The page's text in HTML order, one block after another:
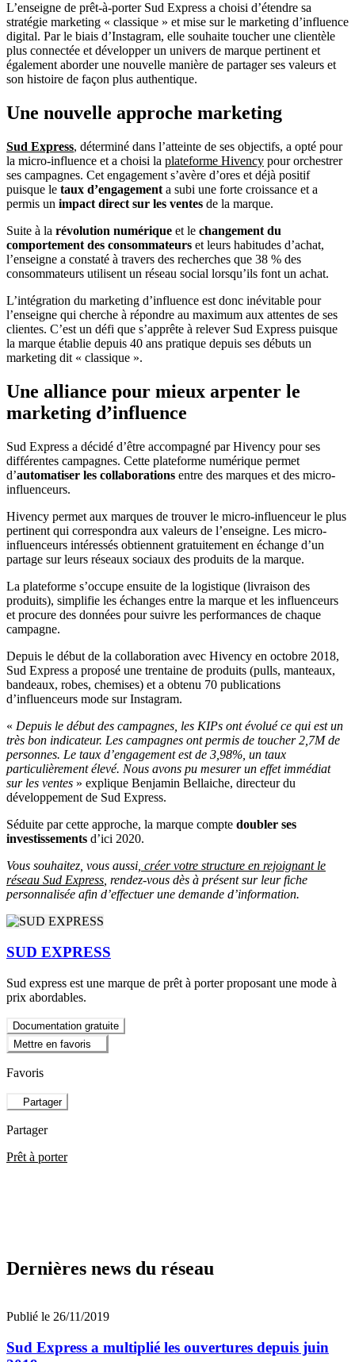
L’enseigne de prêt-à-porter Sud Express a choisi d’étendre sa
stratégie marketing « classique » et mise sur le marketing d’influence
digital. Par le biais d’Instagram, elle souhaite toucher une clientèle
plus connectée et développer un univers de marque pertinent et
également aborder une nouvelle manière de partager ses valeurs et
son histoire de façon plus authentique.
Une nouvelle approche marketing
Sud Express, déterminé dans l’atteinte de ses objectifs, a opté pour
la micro-influence et a choisi la plateforme Hivency pour orchestrer
ses campagnes. Cet engagement s’avère d’ores et déjà positif
puisque le taux d’engagement a subi une forte croissance et a
permis un impact direct sur les ventes de la marque.
Suite à la révolution numérique et le changement du
comportement des consommateurs et leurs habitudes d’achat,
l’enseigne a constaté à travers des recherches que 38 % des
consommateurs utilisent un réseau social lorsqu’ils font un achat.
L’intégration du marketing d’influence est donc inévitable pour
l’enseigne qui cherche à répondre au maximum aux attentes de ses
clientes. C’est un défi que s’apprête à relever Sud Express puisque
la marque établie depuis 40 ans pratique depuis ses débuts un
marketing dit « classique ».
Une alliance pour mieux arpenter le
marketing d’influence
Sud Express a décidé d’être accompagné par Hivency pour ses
différentes campagnes. Cette plateforme numérique permet
d’automatiser les collaborations entre des marques et des micro-
influenceurs.
Hivency permet aux marques de trouver le micro-influenceur le plus
pertinent qui correspondra aux valeurs de l’enseigne. Les micro-
influenceurs intéressés obtiennent gratuitement en échange d’un
partage sur leurs réseaux sociaux des produits de la marque.
La plateforme s’occupe ensuite de la logistique (livraison des
produits), simplifie les échanges entre la marque et les influenceurs
et procure des données pour suivre les performances de chaque
campagne.
Depuis le début de la collaboration avec Hivency en octobre 2018,
Sud Express a proposé une trentaine de produits (pulls, manteaux,
bandeaux, robes, chemises) et a obtenu 70 publications
d’influenceurs mode sur Instagram.
« Depuis le début des campagnes, les KIPs ont évolué ce qui est un
très bon indicateur. Les campagnes ont permis de toucher 2,7M de
personnes. Le taux d’engagement est de 3,98%, un taux
particulièrement élevé. Nous avons pu mesurer un effet immédiat
sur les ventes » explique Benjamin Bellaiche, directeur du
développement de Sud Express.
Séduite par cette approche, la marque compte doubler ses
investissements d’ici 2020.
Vous souhaitez, vous aussi, créer votre structure en rejoignant le
réseau Sud Express , rendez-vous dès à présent sur leur fiche
personnalisée afin d’effectuer une demande d’information.
SUD EXPRESS
Sud express est une marque de prêt à porter proposant une mode à
prix abordables.
Documentation gratuite
Mettre en favoris
Favoris
Partager
Partager
Prêt à porter
Dernières news du réseau
Publié le 26/11/2019
Sud Express a multiplié les ouvertures depuis juin